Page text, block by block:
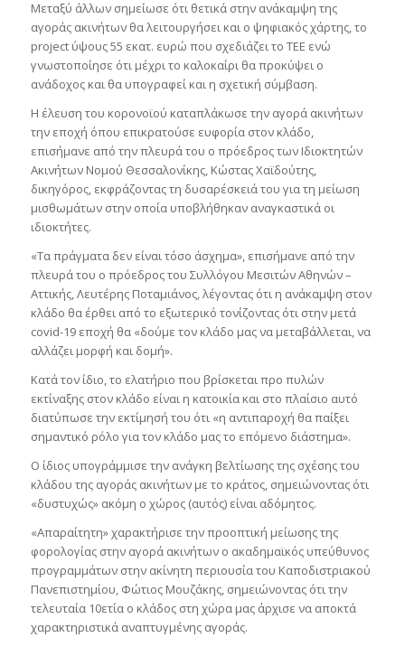
Μεταξύ άλλων σημείωσε ότι θετικά στην ανάκαμψη της
αγοράς ακινήτων θα λειτουργήσει και ο ψηφιακός χάρτης, το
project ύψους 55 εκατ. ευρώ που σχεδιάζει το ΤΕΕ ενώ
γνωστοποίησε ότι μέχρι το καλοκαίρι θα προκύψει ο
ανάδοχος και θα υπογραφεί και η σχετική σύμβαση.
Η έλευση του κορονοϊού καταπλάκωσε την αγορά ακινήτων
την εποχή όπου επικρατούσε ευφορία στον κλάδο,
επισήμανε από την πλευρά του ο πρόεδρος των Ιδιοκτητών
Ακινήτων Νομού Θεσσαλονίκης, Κώστας Χαϊδούτης,
δικηγόρος, εκφράζοντας τη δυσαρέσκειά του για τη μείωση
μισθωμάτων στην οποία υποβλήθηκαν αναγκαστικά οι
ιδιοκτήτες.
«Τα πράγματα δεν είναι τόσο άσχημα», επισήμανε από την
πλευρά του ο πρόεδρος του Συλλόγου Μεσιτών Αθηνών –
Αττικής, Λευτέρης Ποταμιάνος, λέγοντας ότι η ανάκαμψη στον
κλάδο θα έρθει από το εξωτερικό τονίζοντας ότι στην μετά
covid-19 εποχή θα «δούμε τον κλάδο μας να μεταβάλλεται, να
αλλάζει μορφή και δομή».
Κατά τον ίδιο, το ελατήριο που βρίσκεται προ πυλών
εκτίναξης στον κλάδο είναι η κατοικία και στο πλαίσιο αυτό
διατύπωσε την εκτίμησή του ότι «η αντιπαροχή θα παίξει
σημαντικό ρόλο για τον κλάδο μας το επόμενο διάστημα».
O ίδιος υπογράμμισε την ανάγκη βελτίωσης της σχέσης του
κλάδου της αγοράς ακινήτων με το κράτος, σημειώνοντας ότι
«δυστυχώς» ακόμη ο χώρος (αυτός) είναι αδόμητος.
«Απαραίτητη» χαρακτήρισε την προοπτική μείωσης της
φορολογίας στην αγορά ακινήτων ο ακαδημαϊκός υπεύθυνος
προγραμμάτων στην ακίνητη περιουσία του Καποδιστριακού
Πανεπιστημίου, Φώτιος Μουζάκης, σημειώνοντας ότι την
τελευταία 10ετία ο κλάδος στη χώρα μας άρχισε να αποκτά
χαρακτηριστικά αναπτυγμένης αγοράς.